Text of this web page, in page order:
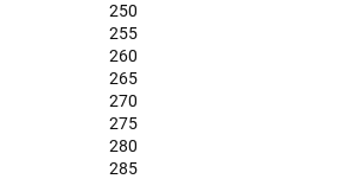
250
255
260
265
270
275
280
285